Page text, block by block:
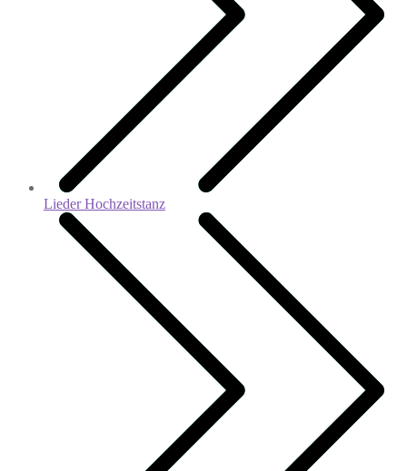
Lieder Hochzeitstanz